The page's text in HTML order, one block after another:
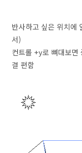
반사하고 싶은 위치에
서)
컨트롤 +y로 뼈대보면
결 편함